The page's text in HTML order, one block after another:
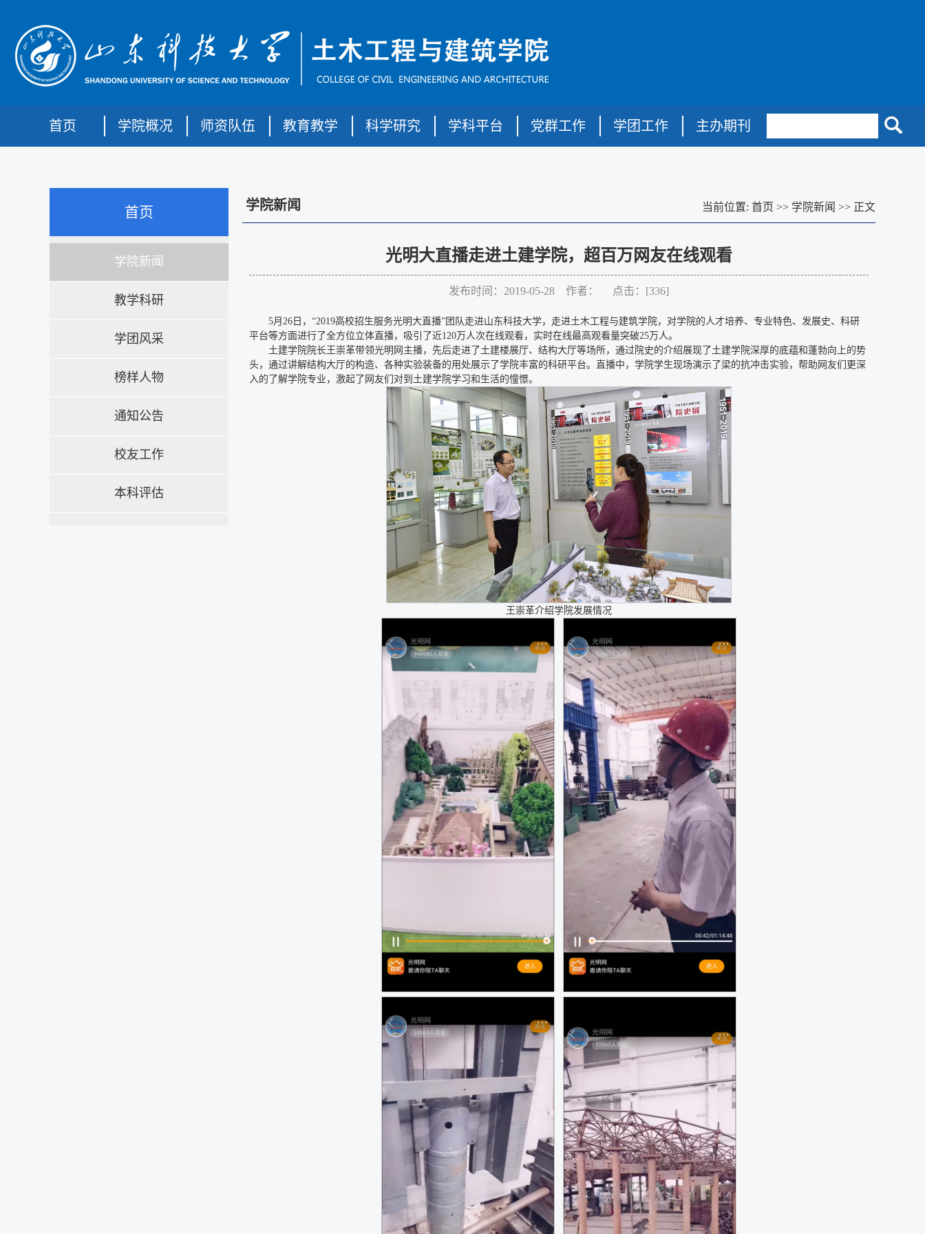
首页 学院概况 师资队伍 教育教学 科学研究 学科平台 党群工作 学团工作 主办期刊
首页
学院新闻
教学科研
学团风采
榜样人物
通知公告
校友工作
本科评估
学院新闻 当前位置: 首页 >> 学院新闻 >> 正文
光明大直播走进土建学院，超百万网友在线观看
发布时间：2019-05-28 作者： 点击：[336]
5月26日，“2019高校招生服务光明大直播”团队走进山东科技大学，走进土木工程与建筑学院，对学院的人才培养、专业特色、发展史、科研
平台等方面进行了全方位立体直播，吸引了近120万人次在线观看，实时在线最高观看量突破25万人。
土建学院院长王崇革带领光明网主播，先后走进了土建楼展厅、结构大厅等场所，通过院史的介绍展现了土建学院深厚的底蕴和蓬勃向上的势
头，通过讲解结构大厅的构造、各种实验装备的用处展示了学院丰富的科研平台。直播中，学院学生现场演示了梁的抗冲击实验，帮助网友们更深
入的了解学院专业，激起了网友们对到土建学院学习和生活的憧憬。
王崇革介绍学院发展情况